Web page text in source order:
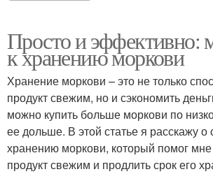
Просто и эффективно:
к хранению моркови
Хранение моркови – это не только
продукт свежим, но и сэкономить
можно купить больше моркови по
ее дольше. В этой статье я расскажу о
хранению моркови, который помог мне
продукт свежим и продлить срок его